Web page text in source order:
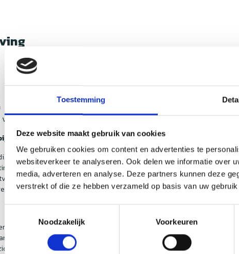
Toestemming
Deze website maakt gebruik van cookies
We gebruiken cookies om content en advertenties te
websiteverkeer te analyseren. Ook delen we informatie over
media, adverteren en analyse. Deze partners kunnen deze
verstrekt of die ze hebben verzameld op basis van uw
Noodzakelijk
Voorkeuren
volt
Nedfan
Rosenberg afzuigmotoren? Zoek niet verder, want bij Nedfan bent
reguleren, waardoor u een veilige en comfortabele omgeving
wat het eenvoudig maakt om een oplossing op maat te
voor het welzijn van uw personeel en klanten. Met schone lucht
is het in keukens van groot belang om de lucht schoon te
meebrengt. Om uw pand te beschermen tegen brandgevaar is het